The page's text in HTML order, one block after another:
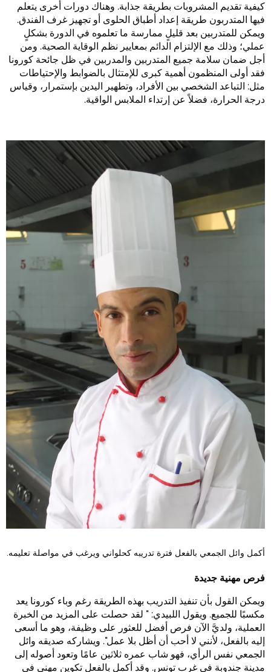
كيفية تقديم المشروبات بطريقة جذابة. وهناك دورات أخرى يتعلم
فيها المتدربون طريقة إعداد أطباق الحلوى أو تجهيز غرف الفندق.
ويمكن للمتدربين بعد قليلٍ ممارسة ما تعلموه في الدورة بشكلٍ
عملي؛ وذلك مع الإلتزام الدائم بمعايير نظم الوقاية الصحية. ومن
أجل ضمان سلامة جميع المتدربين والمدربين في ظل جائحة كورونا
فقد أولى المنظمون أهمية كبرى للإمتثال بالضوابط والإحتياطات
مثل: التباعد الشخصي بين الأفراد، وتطهير اليدين بإستمرار، وقياس
درجة الحرارة، فضلاً عن إرتداء الملابس الواقية.
أكمل وائل الجمعي بالفعل فترة تدريبه كحلواني ويرغب في مواصلة تعليمه.
فرص مهنية جديدة
ويمكن القول بأن تنفيذ التدريب بهذه الطريقة رغم وباء كورونا يعد
مكسبًا للجميع. ويقول اللبيدي: " لقد حصلت على المزيد من الخبرة
العملية، ولديَّ الآن فرص أفضل للعثور على وظيفة، وهو ما أسعى
إليه بالفعل، لأنني لا أحب أن أظل بلا عمل". ويشاركه صديقه وائل
الجمعي نفس الرأي، فهو شاب عمره ثلاثين عامًا وتعود أصوله إلى
مدينة جندوبة في غرب تونس. وقد أكمل بالفعل تكوين مهني في